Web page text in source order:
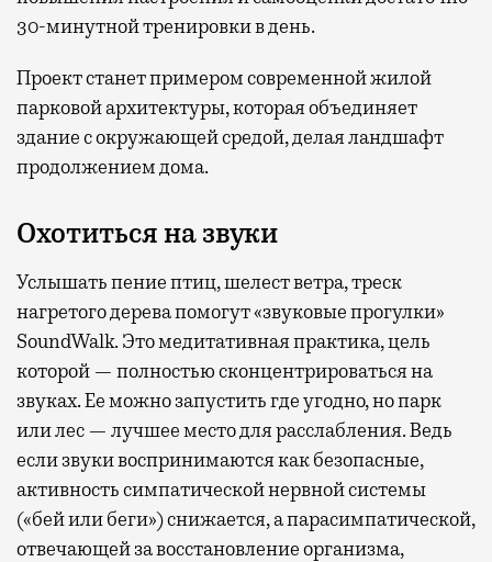
30-минутной тренировки в день.
Проект станет примером современной жилой
парковой архитектуры, которая объединяет
здание с окружающей средой, делая ландшафт
продолжением дома.
Охотиться на звуки
Услышать пение птиц, шелест ветра, треск
нагретого дерева помогут «звуковые прогулки»
SoundWalk. Это медитативная практика, цель
которой — полностью сконцентрироваться на
звуках. Ее можно запустить где угодно, но парк
или лес — лучшее место для расслабления. Ведь
если звуки воспринимаются как безопасные,
активность симпатической нервной системы
(«бей или беги») снижается, а парасимпатической,
отвечающей за восстановление организма,